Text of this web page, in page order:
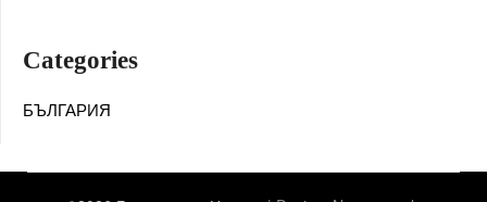
Categories
БЪЛГАРИЯ